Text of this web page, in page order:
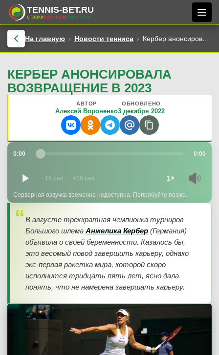
TENNIS-BET.RU
ставкипрогнозыстратегии
На главную Новости тенниса Кербер анонсировала возвращение в 2023
КЕРБЕР АНОНСИРОВАЛА
ВОЗВРАЩЕНИЕ В 2023
АВТОР
Алексей Вороненко
ОБНОВЛЕНО
3 декабря 2022
0:00 0:00
−10 сек +10 сек 1×
Серверная озвучка временно недоступна. Попробуйте позже.
В августе трехкратная чемпионка турниров
Большого шлема Анжелика Кербер (Германия)
объявила о своей беременности. Казалось бы,
это весомый повод завершить карьеру, однако
экс-первая ракетка мира, которой скоро
исполнится тридцать пять лет, ясно дала
понять, что не намерена завершать карьеру.